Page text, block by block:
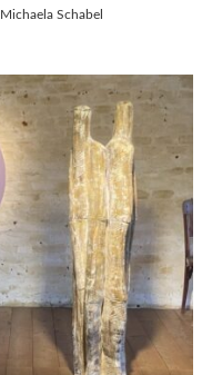
Michaela Schabel